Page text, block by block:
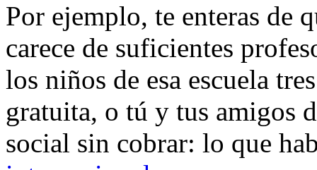
Por ejemplo, te enteras de
carece de suficientes
los niños de esa escuela
gratuita, o tú y tus amigos
social sin cobrar: lo que